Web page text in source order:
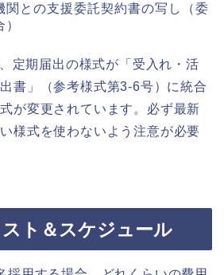
関との支援委託契約書の写し（委
定期届出の様式が「受入れ・活
書」（参考様式第3-6号）に統合
が変更されています。必ず最新
様式を使わないよう注意が必要
ト＆スケジュール